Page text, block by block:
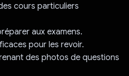
cours particuliers
aux examens.
pour les revoir.
des photos de questions